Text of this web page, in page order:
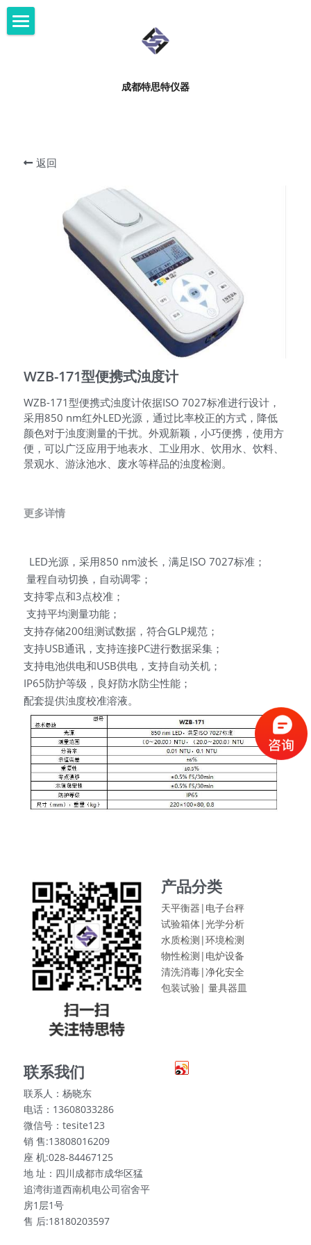
成都特思特仪器
客户案例
新闻中心
QQ咨询
返回
WZB-171型便携式浊度计
WZB-171型便携式浊度计依据ISO 7027标准进行设计，
采用850 nm红外LED光源，通过比率校正的方式，降低
颜色对于浊度测量的干扰。外观新颖，小巧便携，使用方
便，可以广泛应用于地表水、工业用水、饮用水、饮料、
景观水、游泳池水、废水等样品的浊度检测。
更多详情
LED光源，采用850 nm波长，满足ISO 7027标准；
量程自动切换，自动调零；
支持零点和3点校准；
支持平均测量功能；
支持存储200组测试数据，符合GLP规范；
支持USB通讯，支持连接PC进行数据采集；
支持电池供电和USB供电，支持自动关机；
IP65防护等级，良好防水防尘性能；
配套提供浊度校准溶液。
产品分类
天平衡器|电子台秤
试验箱体|光学分析
水质检测|环境检测
物性检测| 电炉设备
清洗消毒|净化安全
包装试验| 量具器皿
联系我们
联系人：杨晓东
电话：13608033286
微信号：tesite123
销 售:13808016209
座 机:028-84467125
地 址：四川成都市成华区猛
追湾街道西南机电公司宿舍平
房1层1号
售 后:18180203597
博客分类